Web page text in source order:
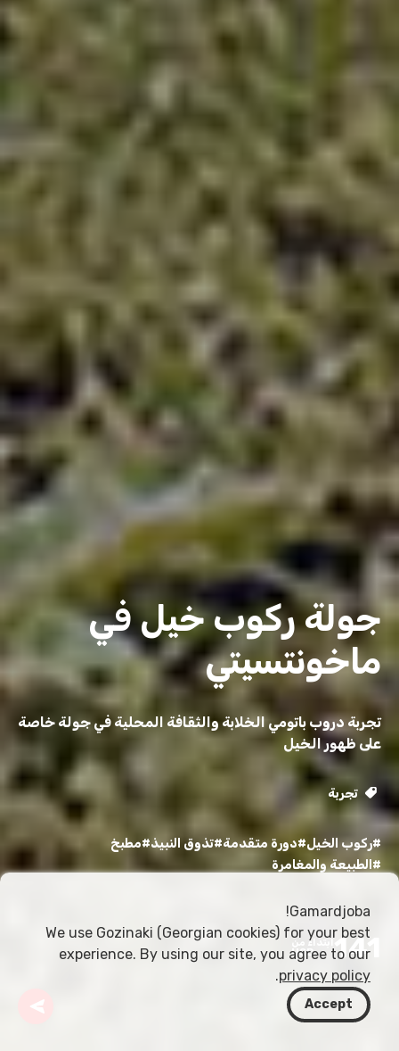
جولة ركوب خيل في
ماخونتسيتي
تجربة دروب باتومي الخلابة والثقافة المحلية في جولة خاصة
على ظهور الخيل
تجربة
#ركوب الخيل#دورة متقدمة#تذوق النبيذ#مطبخ
#الطبيعة والمغامرة
141 ابتداءً من
USD
Gamardjoba!
We use Gozinaki (Georgian cookies) for your best
experience. By using our site, you agree to our
privacy policy
.
Accept